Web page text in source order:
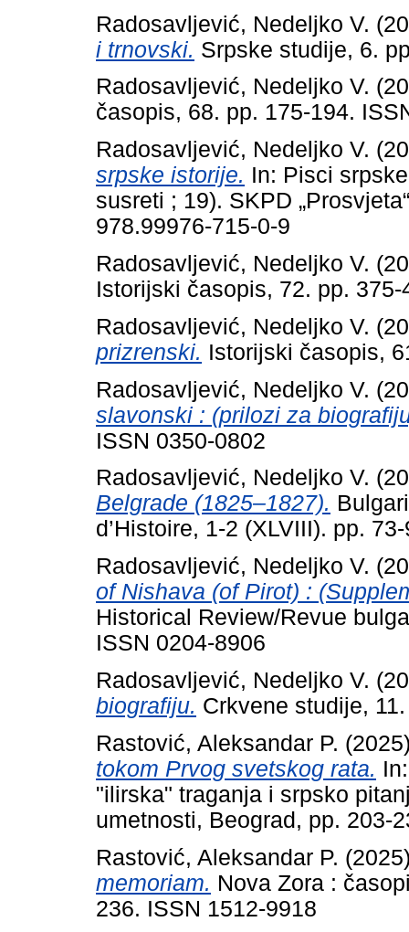
Radosavljević, Nedeljko V.
i trnovski. Srpske studije, 6.
Radosavljević, Nedeljko V.
časopis, 68. pp. 175-194.
Radosavljević, Nedeljko V.
srpske istorije. In: Pisci
susreti ; 19). SKPD
978.99976-715-0-9
Radosavljević, Nedeljko V.
Istorijski časopis, 72. pp.
Radosavljević, Nedeljko V.
prizrenski. Istorijski časopis,
Radosavljević, Nedeljko V.
slavonski : (prilozi za
ISSN 0350-0802
Radosavljević, Nedeljko V.
Belgrade (1825–1827).
d’Histoire, 1-2 (XLVIII). pp.
Radosavljević, Nedeljko V.
of Nishava (of Pirot) :
Historical Review/Revue
ISSN 0204-8906
Radosavljević, Nedeljko V.
biografiju. Crkvene studije,
Rastović, Aleksandar P.
tokom Prvog svetskog rata.
"ilirska" traganja i srpsko
umetnosti, Beograd, pp. 203-
Rastović, Aleksandar P.
memoriam. Nova Zora :
236. ISSN 1512-9918